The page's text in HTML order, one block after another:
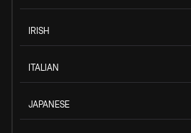
IRISH
ITALIAN
JAPANESE